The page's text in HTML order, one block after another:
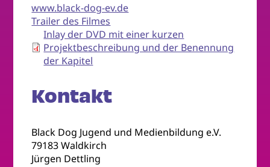
www.black-dog-ev.de
Trailer des Filmes
Inlay der DVD mit einer kurzen
Projektbeschreibung und der Benennung
der Kapitel
Kontakt
Black Dog Jugend und Medienbildung e.V.
79183 Waldkirch
Jürgen Dettling